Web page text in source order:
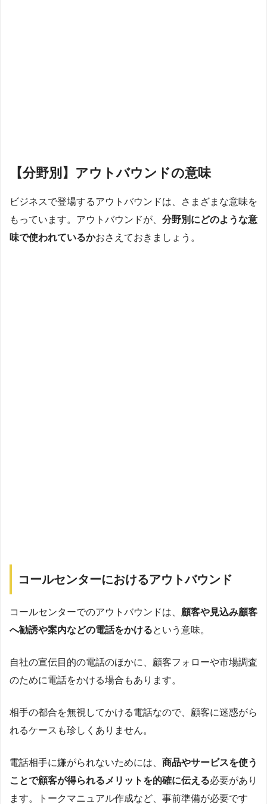
【分野別】アウトバウンドの意味
ビジネスで登場するアウトバウンドは、さまざまな意味を
もっています。アウトバウンドが、 分野別にどのような意
味で使われているかおさえておきましょう。
コールセンターにおけるアウトバウンド
コールセンターでのアウトバウンドは、 顧客や見込み顧客
へ勧誘や案内などの電話をかける という意味。
自社の宣伝目的の電話のほかに、顧客フォローや市場調査
のために電話をかける場合もあります。
相手の都合を無視してかける電話なので、顧客に迷惑がら
れるケースも珍しくありません。
電話相手に嫌がられないためには、 商品やサービスを使う
ことで顧客が得られるメリットを的確に伝える必要があり
ます。トークマニュアル作成など、事前準備が必要です